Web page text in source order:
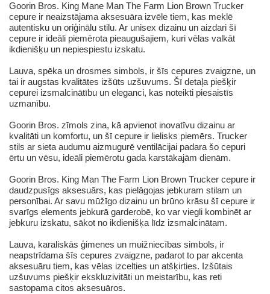
Goorin Bros. King Mane Man The Farm Lion Brown Trucker
cepure ir neaizstājama aksesuāra izvēle tiem, kas meklē
autentisku un oriģinālu stilu. Ar unisex dizainu un aizdari šī
cepure ir ideāli piemērota pieaugušajiem, kuri vēlas valkāt
ikdienišķu un nepiespiestu izskatu.
Lauva, spēka un drosmes simbols, ir šīs cepures zvaigzne, un
tai ir augstas kvalitātes izšūts uzšuvums. Šī detaļa piešķir
cepurei izsmalcinātību un eleganci, kas noteikti piesaistīs
uzmanību.
Goorin Bros. zīmols zina, kā apvienot inovatīvu dizainu ar
kvalitāti un komfortu, un šī cepure ir lielisks piemērs. Trucker
stils ar sieta audumu aizmugurē ventilācijai padara šo cepuri
ērtu un vēsu, ideāli piemērotu gada karstākajām dienām.
Goorin Bros. King Man The Farm Lion Brown Trucker cepure ir
daudzpusīgs aksesuārs, kas pielāgojas jebkuram stilam un
personībai. Ar savu mūžīgo dizainu un brūno krāsu šī cepure ir
svarīgs elements jebkurā garderobē, ko var viegli kombinēt ar
jebkuru izskatu, sākot no ikdienišķa līdz izsmalcinātam.
Lauva, karaliskās ģimenes un muižniecības simbols, ir
neapstrīdama šīs cepures zvaigzne, padarot to par akcenta
aksesuāru tiem, kas vēlas izcelties un atšķirties. Izšūtais
uzšuvums piešķir ekskluzivitāti un meistarību, kas reti
sastopama citos aksesuāros.